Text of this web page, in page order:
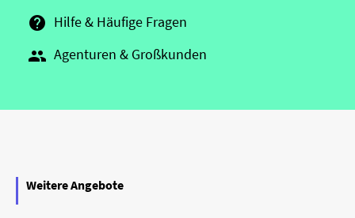
 Hilfe & Häufige Fragen
 Agenturen & Großkunden
Weitere Angebote